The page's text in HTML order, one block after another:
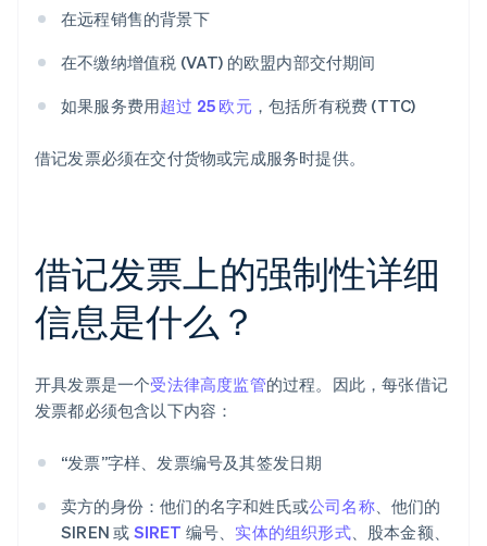
在远程销售的背景下
在不缴纳增值税 (VAT) 的欧盟内部交付期间
如果服务费用超过 25 欧元 ，包括所有税费 (TTC)
借记发票必须在交付货物或完成服务时提供。
借记发票上的强制性详细
信息是什么？
开具发票是一个受法律高度监管的过程。因此，每张借记
发票都必须包含以下内容：
“发票”字样、发票编号及其签发日期
卖方的身份：他们的名字和姓氏或公司名称、他们的
SIREN 或 SIRET 编号、 实体的组织形式、股本金额、